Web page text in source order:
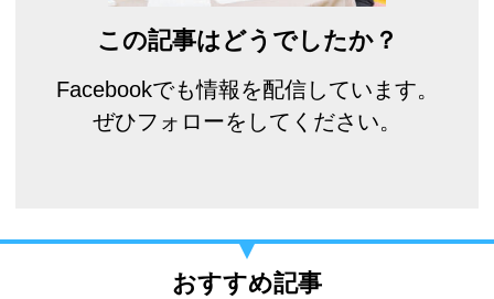
この記事はどうでしたか？
Facebookでも情報を配信しています。
ぜひフォローをしてください。
おすすめ記事